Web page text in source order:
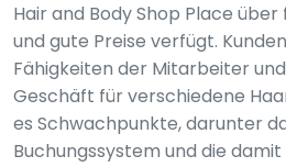
Hair and Body Shop Place
und gute Preise verfügt.
Fähigkeiten der Mitarbeiter
Geschäft für verschiedene
es Schwachpunkte, darunter
Buchungssystem und die